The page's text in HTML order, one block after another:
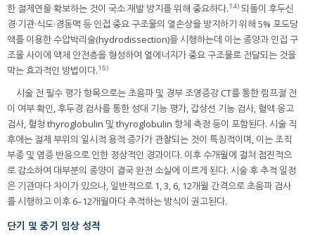
한 절제연을 확보하는 것이 국소 재발 방지를 위해 중요하다.14) 되돌이 후두신
경·기관·식도·경동맥 등 인접 중요 구조물의 열손상을 방지하기 위해 5% 포도당
액를 이용한 수압박리술(hydrodissection)을 시행하는데 이는 종양과 인접 구
조물 사이에 액체 안전층을 형성하여 열에너지가 중요 구조물로 전달되는 것을
막는 효과적인 방법이다.15)
시술 전 필수 평가 항목으로는 초음파 및 경부 조영증강 CT를 통한 림프절 전
이 여부 확인, 후두경 검사를 통한 성대 기능 평가, 갑상선 기능 검사, 혈액 응고
검사, 혈청 thyroglobulin 및 thyroglobulin 항체 측정 등이 포함된다. 시술 직
후에는 절제 부위의 일시적 용적 증가가 관찰되는 것이 특징적이며, 이는 조직
부종 및 염증 반응으로 인한 정상적인 경과이다. 이후 수개월에 걸쳐 점진적으
로 감소하여 대부분의 종양이 결국 완전 소실에 이르게 된다. 시술 후 추적 일정
은 기관마다 차이가 있으나, 일반적으로 1, 3, 6, 12개월 간격으로 초음파 검사
를 시행하고 이후 6–12개월마다 추적하는 방식이 권고된다.
단기 및 중기 임상 성적